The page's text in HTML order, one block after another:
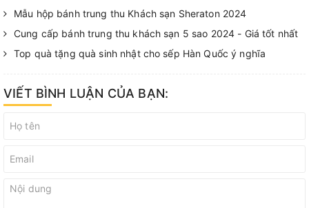
Mẫu hộp bánh trung thu Khách sạn Sheraton 2024
Cung cấp bánh trung thu khách sạn 5 sao 2024 - Giá tốt nhất
Top quà tặng quà sinh nhật cho sếp Hàn Quốc ý nghĩa
VIẾT BÌNH LUẬN CỦA BẠN: